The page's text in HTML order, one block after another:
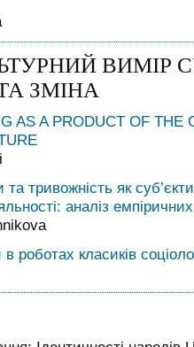
ВИМІР
ЗМІНА
AS A PRODUCT OF THE
та тривожність як
аналіз
роботах класиків